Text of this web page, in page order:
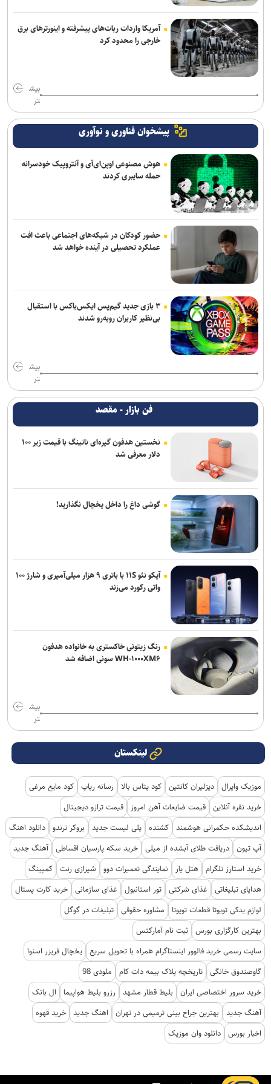
آمریکا واردات ربات‌های پیشرفته و اینورترهای برق
خارجی را محدود کرد
بیش
تر
پیشخوان فناوری و نوآوری
هوش مصنوعی اوپن‌ای‌آی و آنتروپیک خودسرانه
حمله سایبری کردند
حضور کودکان در شبکه‌های اجتماعی باعث افت
عملکرد تحصیلی در آینده خواهد شد
۳ بازی جدید گیم‌پس ایکس‌باکس با استقبال
بی‌نظیر کاربران روبه‌رو شدند
بیش
تر
فن بازار - مقصد
نخستین هدفون گیره‌ای ناتینگ با قیمت زیر ۱۰۰
دلار معرفی شد
گوشی داغ را داخل یخچال نگذارید!
آیکو نئو ۱۱S با باتری ۹ هزار میلی‌آمپری و شارژ ۱۰۰
واتی رکورد می‌زند
رنگ زیتونی خاکستری به خانواده هدفون
WH-۱۰۰۰XM۶ سونی اضافه شد
بیش
تر
لینکستان
موزیک وایرال دیزلیران کانتین کود پتاس بالا رسانه رپاپ کود مایع مرغی
خرید نقره آنلاین قیمت ضایعات آهن امروز
قیمت ترازو دیجیتال
اندیشکده حکمرانی هوشمند کشنده پلی لیست جدید بروکر ترندو دانلود اهنگ
آپ تیون دریافت طلای آبشده از میلی خرید سکه پارسیان اقساطی آهنگ جدید
خرید استارز تلگرام هتل یار نمایندگی تعمیرات دوو شیرازی رنت کمپینگ
هدایای تبلیغاتی
غذای شرکتی تور استانبول غذای سازمانی خرید کارت پستال
لوازم یدکی تویوتا قطعات تویوتا
مشاوره حقوقی تبلیغات در گوگل
بهترین کارگزاری بورس ثبت نام آمارکتس
سایت رسمی خرید فالوور اینستاگرام همراه با تحویل سریع یخچال فریزر اسنوا
گاوصندوق خانگی تاریخچه پلاک بیمه دات کام
ملودی 98
خرید سرور اختصاصی ایران
بلیط قطار مشهد رزرو بلیط هواپیما
ال بانک
آهنگ جدید
بهترین جراح بینی ترمیمی در تهران اهنگ جدید خرید قهوه
اخبار بورس دانلود وان موزیک